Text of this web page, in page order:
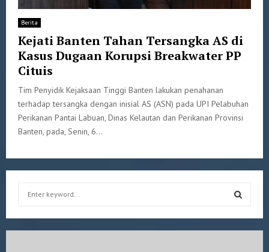
Berita
Kejati Banten Tahan Tersangka AS di
Kasus Dugaan Korupsi Breakwater PP
Cituis
Tim Penyidik Kejaksaan Tinggi Banten lakukan penahanan
terhadap tersangka dengan inisial AS (ASN) pada UPI Pelabuhan
Perikanan Pantai Labuan, Dinas Kelautan dan Perikanan Provinsi
Banten, pada, Senin, 6...
S